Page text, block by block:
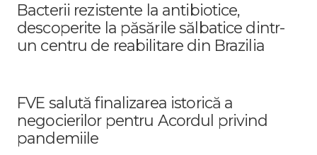
Bacterii rezistente la antibiotice,
descoperite la păsările sălbatice dintr-
un centru de reabilitare din Brazilia
FVE salută finalizarea istorică a
negocierilor pentru Acordul privind
pandemiile